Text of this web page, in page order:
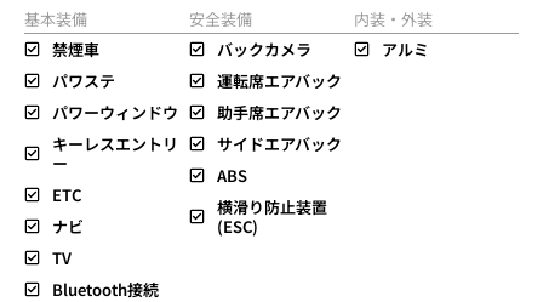
基本装備
禁煙車
パワステ
パワーウィンドウ
キーレスエントリ
ー
ETC
ナビ
TV
Bluetooth接続
安全装備
バックカメラ
運転席エアバック
助手席エアバック
サイドエアバック
ABS
横滑り防止装置
(ESC)
内装・外装
アルミ